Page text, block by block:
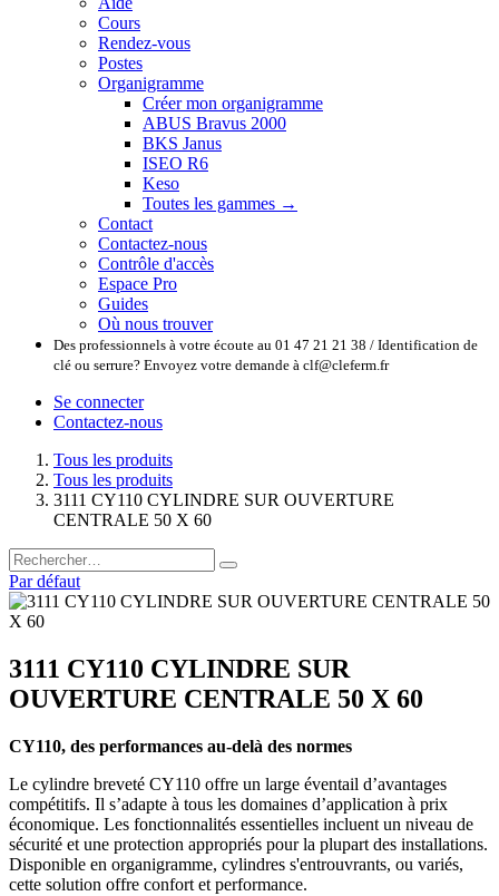
Cours
Rendez-vous
Postes
Organigramme
Créer mon organigramme
ABUS Bravus 2000
BKS Janus
ISEO R6
Keso
Toutes les gammes →
Contact
Contactez-nous
Contrôle d'accès
Espace Pro
Guides
Où nous trouver
Des professionnels à votre écoute au 01 47 21 21 38 / Identification de
clé ou serrure? Envoyez votre demande à clf@cleferm.fr
Se connecter
Contactez-nous
Tous les produits
Tous les produits
3111 CY110 CYLINDRE SUR OUVERTURE
CENTRALE 50 X 60
Par défaut
3111 CY110 CYLINDRE SUR
OUVERTURE CENTRALE 50 X 60
CY110, des performances au-delà des normes
Le cylindre breveté CY110 offre un large éventail d’avantages
compétitifs. Il s’adapte à tous les domaines d’application à prix
économique. Les fonctionnalités essentielles incluent un niveau de
sécurité et une protection appropriés pour la plupart des installations.
Disponible en organigramme, cylindres s'entrouvrants, ou variés,
cette solution offre confort et performance.